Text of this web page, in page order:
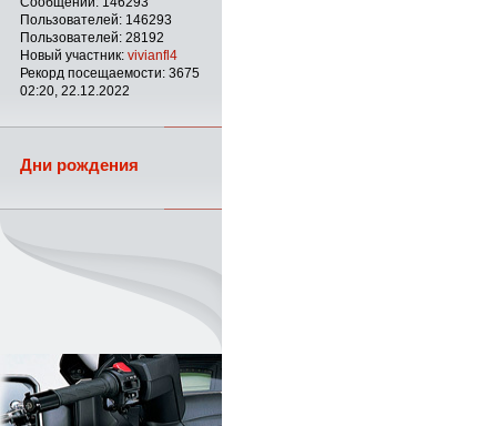
Пользователей: 146293
Пользователей: 28192
Новый участник: vivianfl4
Рекорд посещаемости: 3675
02:20, 22.12.2022
Дни рождения